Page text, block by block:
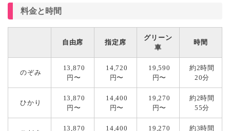
料金と時間
自由席 指定席
グリーン
車
時間
のぞみ
13,870
円〜
14,720
円〜
19,590
円〜
約2時間
20分
ひかり
13,870
円〜
14,400
円〜
19,270
円〜
約2時間
55分
13,870
14,400
19,270
約3時間